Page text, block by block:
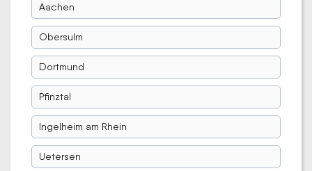
Aachen
Obersulm
Dortmund
Pfinztal
Ingelheim am Rhein
Uetersen